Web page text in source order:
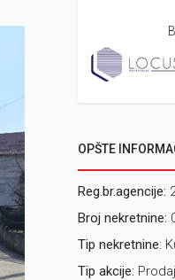
OPŠTE
Reg.br.agencije:
Broj nekretnine:
Tip nekretnine:
Tip akcije: